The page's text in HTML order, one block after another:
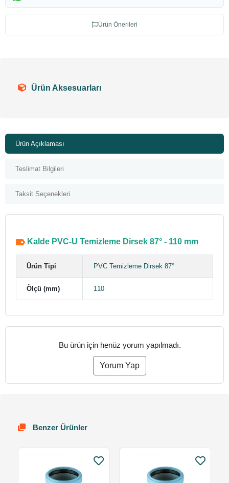
Ürün Önerileri
Ürün Aksesuarları
Ürün Açıklaması
Teslimat Bilgileri
Taksit Seçenekleri
Kalde PVC-U Temizleme Dirsek 87° - 110 mm
Ürün Tipi PVC Temizleme Dirsek 87°
Ölçü (mm) 110
Bu ürün için henüz yorum yapılmadı.
Yorum Yap
Benzer Ürünler